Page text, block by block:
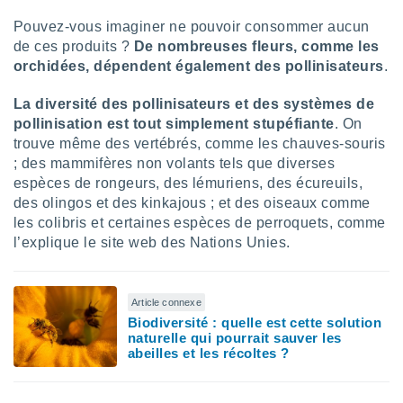
le
des
des
sur
limitées
la
créer
pour
des
Pouvez-vous imaginer ne pouvoir consommer aucun
de ces produits ? De nombreuses fleurs, comme les
orchidées, dépendent également des pollinisateurs.
La diversité des pollinisateurs et des systèmes de
pollinisation est tout simplement stupéfiante. On
trouve même des vertébrés, comme les chauves-souris
; des mammifères non volants tels que diverses
espèces de rongeurs, des lémuriens, des écureuils,
des olingos et des kinkajous ; et des oiseaux comme
les colibris et certaines espèces de perroquets, comme
l’explique le site web des Nations Unies.
Article connexe
Biodiversité : quelle est cette solution
naturelle qui pourrait sauver les
abeilles et les récoltes ?